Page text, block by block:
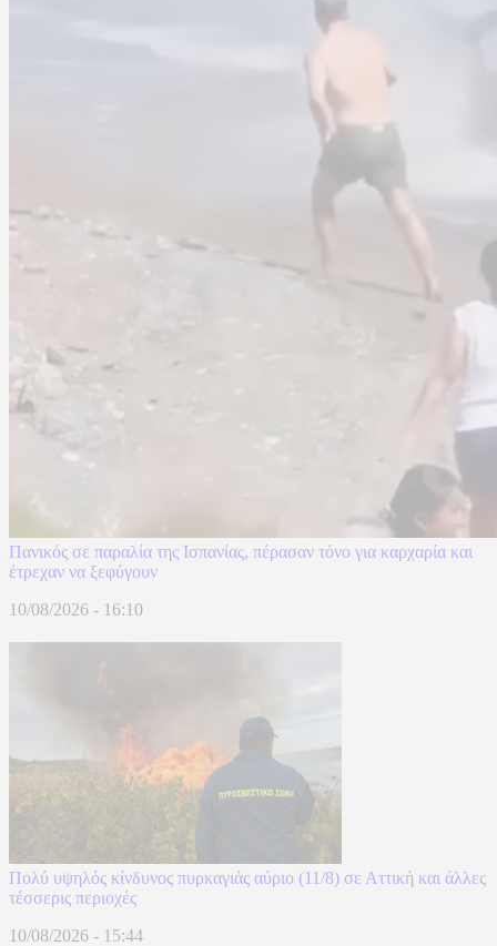
Πανικός σε παραλία της Ισπανίας, πέρασαν τόνο για καρχαρία και
έτρεχαν να ξεφύγουν
10/08/2026 - 16:10
Πολύ υψηλός κίνδυνος πυρκαγιάς αύριο (11/8) σε Αττική και άλλες
τέσσερις περιοχές
10/08/2026 - 15:44